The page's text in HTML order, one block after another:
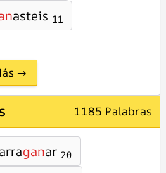
asteis 11
→
1185 Palabras
ganar 20